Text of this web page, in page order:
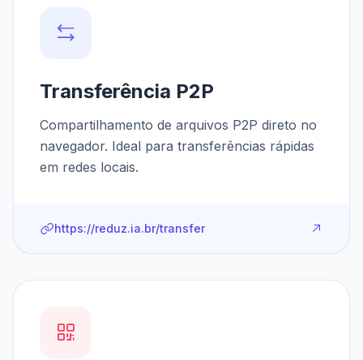
Transferência P2P
Compartilhamento de arquivos P2P direto no
navegador. Ideal para transferências rápidas
em redes locais.
https://reduz.ia.br/transfer